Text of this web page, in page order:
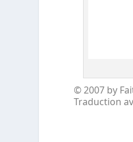
© 2007 by
Traduction